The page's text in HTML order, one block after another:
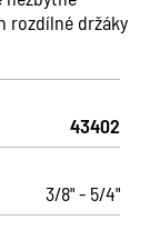
rozdílné držáky
43402
3/8" - 5/4"